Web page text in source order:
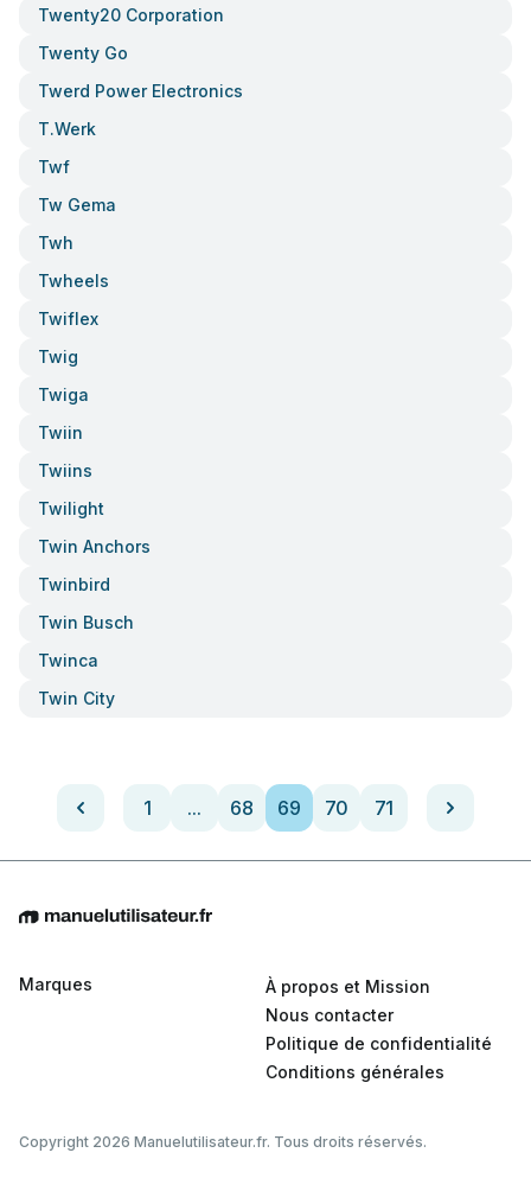
Twenty20 Corporation
Twenty Go
Twerd Power Electronics
T.werk
Twf
Tw Gema
Twh
Twheels
Twiflex
Twig
Twiga
Twiin
Twiins
Twilight
Twin Anchors
Twinbird
Twin Busch
Twinca
Twin City
1 ... 68 69 70 71
Marques
À propos et Mission
Nous contacter
Politique de confidentialité
Conditions générales
Copyright 2026 Manuelutilisateur.fr. Tous droits réservés.